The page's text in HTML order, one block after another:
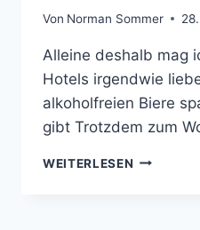
Von Norman Sommer
Alleine deshalb mag
Hotels irgendwie
alkoholfreien Biere
gibt Trotzdem zum
WEITERLESEN